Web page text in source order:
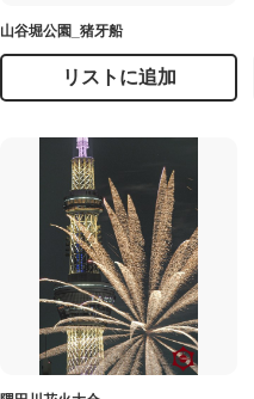
山谷堀公園_猪牙船
リストに追加